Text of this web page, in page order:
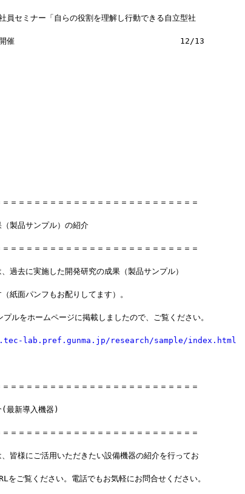
ミナー「自らの役割を理解し行動できる自立型社
　　　　　　　　　　　　　　　　　　　12/13
＝＝＝＝＝＝＝＝＝＝＝＝＝＝＝＝＝＝＝＝＝＝＝＝
製品サンプル）の紹介
＝＝＝＝＝＝＝＝＝＝＝＝＝＝＝＝＝＝＝＝＝＝＝＝
過去に実施した開発研究の成果（製品サンプル）
紙面パンフもお配りしてます）。
ルをホームページに掲載しましたので、ご覧ください。
lab.pref.gunma.jp/research/sample/index.html
＝＝＝＝＝＝＝＝＝＝＝＝＝＝＝＝＝＝＝＝＝＝＝＝
新導入機器)
＝＝＝＝＝＝＝＝＝＝＝＝＝＝＝＝＝＝＝＝＝＝＝＝
皆様にご活用いただきたい設備機器の紹介を行ってお
をご覧ください。電話でもお気軽にお問合せください。